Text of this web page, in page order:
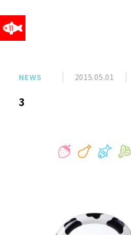
NEWS 2015.05.01
3